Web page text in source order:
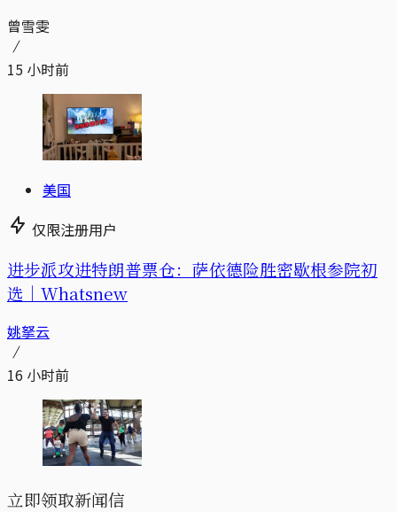
曾雪雯
15 小时前
美国
仅限注册用户
进步派攻进特朗普票仓：萨依德险胜密歇根参院初
选｜Whatsnew
姚拏云
16 小时前
立即领取新闻信